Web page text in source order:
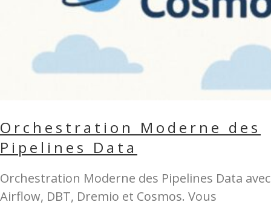
Orchestration Moderne des
Pipelines Data
Orchestration Moderne des Pipelines Data avec
Airflow, DBT, Dremio et Cosmos. Vous